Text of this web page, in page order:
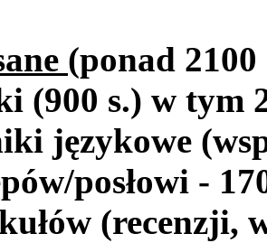
(ponad
(900 s.) w tym
językowe
posłowi -
(recenzji,